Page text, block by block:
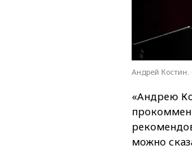
Андрей
«Андрею
можно